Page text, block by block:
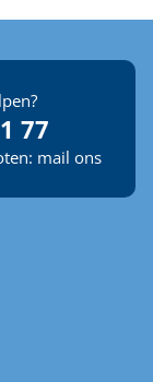
77
mail ons